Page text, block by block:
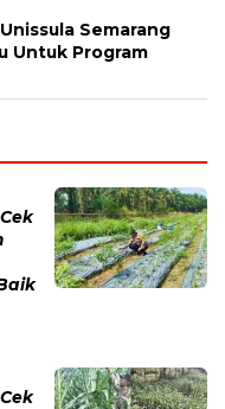
Semarang
Untuk Program